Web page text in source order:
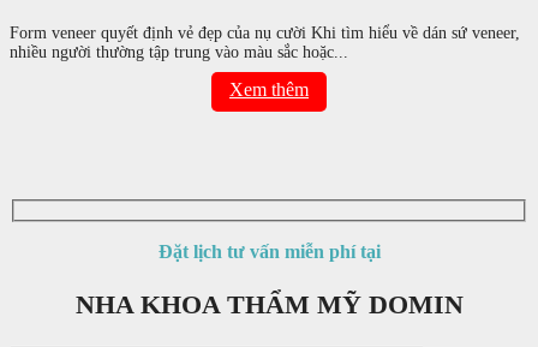
Form veneer quyết định vẻ đẹp của nụ cười Khi tìm hiểu về dán sứ veneer,
nhiều người thường tập trung vào màu sắc hoặc...
Xem thêm
Đặt lịch tư vấn miễn phí tại
NHA KHOA THẨM MỸ DOMIN